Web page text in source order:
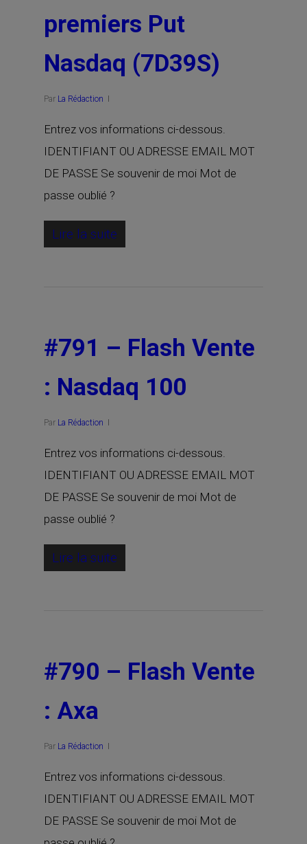
premiers Put
Nasdaq (7D39S)
Par La Rédaction
Entrez vos informations ci-dessous.
IDENTIFIANT OU ADRESSE EMAIL MOT
DE PASSE Se souvenir de moi Mot de
passe oublié ?
Lire la suite
#791 – Flash Vente
: Nasdaq 100
Par La Rédaction
Entrez vos informations ci-dessous.
IDENTIFIANT OU ADRESSE EMAIL MOT
DE PASSE Se souvenir de moi Mot de
passe oublié ?
Lire la suite
#790 – Flash Vente
: Axa
Par La Rédaction
Entrez vos informations ci-dessous.
IDENTIFIANT OU ADRESSE EMAIL MOT
DE PASSE Se souvenir de moi Mot de